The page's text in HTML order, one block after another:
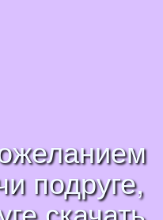
подруге,